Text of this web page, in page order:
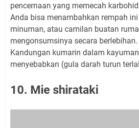
pencernaan yang memecah
Anda bisa menambahkan rempah
minuman, atau camilan buatan
mengonsumsinya secara berlebihan.
Kandungan kumarin dalam
menyebabkan (gula darah turun
10. Mie shirataki